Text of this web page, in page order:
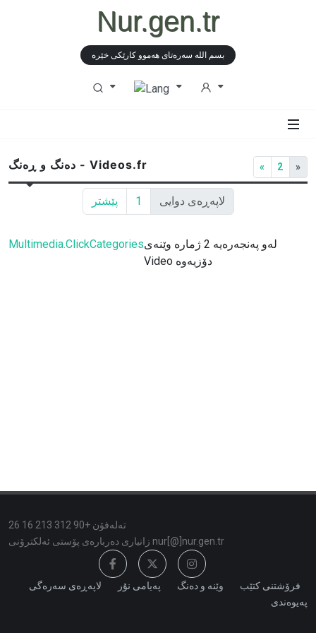
Nur.gen.tr
بسم الله سەرەتای هەموو كارێكی خێرە
دەنگ و ڕەنگ - Videos.fr « 2 »
پێشتر 1 لاپەڕەی دوایی
Multimedia.ClickCategoriesلەو پەنجەرەیە 2 ژمارە وێنەی
Video دۆزیەوە
تەلەفۆن +90 312 213 16 26
زانیاری دەربارەی پۆستی ئەلكترۆنی nur[@]nur.gen.tr
لاپەڕەی سەرەگی پەیامی نۇر وێنە و دەنگ
فرۆشتنی کتێب
پەیوەندی